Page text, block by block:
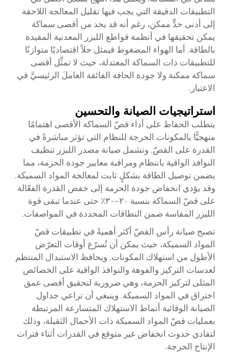
التطبيقات الدقيقة التي يجب فيها تقليل المعالجة اللاحقة
إلى أدنى حدٍّ ممكن، رغم أنه قد يحد من أقصى سماكة
يمكن تحقيقها في أنظمة قواطع الليزر المعدنية المقيدة
بالطاقة. أما الهواء المضغوط فيمثل حلاً اقتصاديًا متوازنًا
للتطبيقات ذات السماكة المعتدلة، حيث لا تمثِّل أقصى
سماكة ممكنة ولا جودة الحافة الفائقة العاملَ الرئيسيَّ في
الاعتبار.
استراتيجيات الصيانة والتحسين
يتطلب الحفاظ على أداء قصّ السماكة الأقصى اهتمامًا
منهجيًّا بالمكونات الحرجة للنظام التي تؤثر مباشرةً في
القدرة على القصّ. وتشمل صيانة مصدر الليزر تنظيف
النوافذ الواقية بانتظام ومراقبة معايير جودة الحزمة، مما
يضمن توصيل الطاقة بشكلٍ ثابت لمعالجة المواد السميكة.
وقد يؤدي انخفاض جودة الحزمة إلى خفض القدرة الفعّالة
على قصّ السماكة بنسبة ٢٠–٣٠٪ حتى عندما تبقى قوة
الليزر المقاسة ضمن النطاقات المحددة في المواصفات.
تصبح صيانة رأس القصّ أكثر أهميةً في تطبيقات قصّ
المواد السميكة، حيث يمكن أن تُسرّع أوقات التعرّض
الأطول من استهلاك المكونات. ويحافظ الاستبدال المنتظم
لعدسات التركيز والفوهة والنوافذ الواقية على الخصائص
المثلى لتركيز الحزمة، وهي ضرورية لتحقيق أقصى عمق
اختراق في المواد السميكة. وينبغي أن تراعي جداول
الصيانة الوقائية أنماط الاستهلاك المتسارعة المرتبطة
بعمليات قصّ المواد السميكة ذات الأحمال الثقيلة، وذلك
لتفادي حدوث انخفاض غير متوقع في القدرات أثناء فترات
الإنتاج الحرجة.